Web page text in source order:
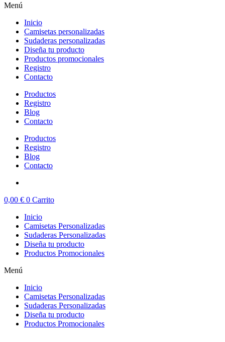
Menú
Inicio
Camisetas personalizadas
Sudaderas personalizadas
Diseña tu producto
Productos promocionales
Registro
Contacto
Productos
Registro
Blog
Contacto
Productos
Registro
Blog
Contacto
0,00 € 0 Carrito
Inicio
Camisetas Personalizadas
Sudaderas Personalizadas
Diseña tu producto
Productos Promocionales
Menú
Inicio
Camisetas Personalizadas
Sudaderas Personalizadas
Diseña tu producto
Productos Promocionales